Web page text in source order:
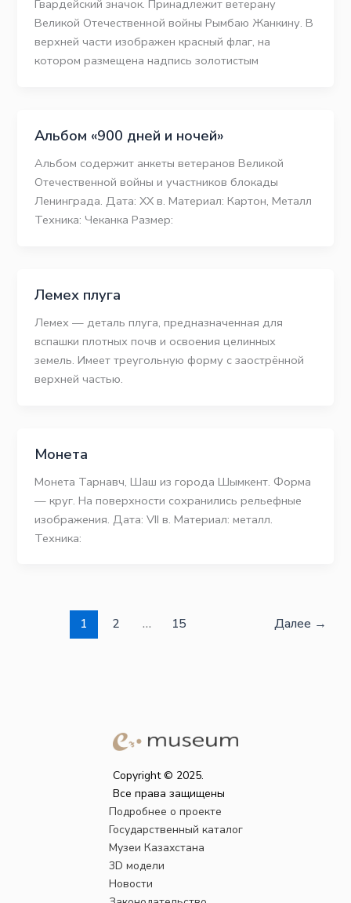
Гвардейский значок. Принадлежит ветерану
Великой Отечественной войны Рымбаю Жанкину. В
верхней части изображен красный флаг, на
котором размещена надпись золотистым
Альбом «900 дней и ночей»
Альбом содержит анкеты ветеранов Великой
Отечественной войны и участников блокады
Ленинграда. Дата: ХХ в. Материал: Картон, Металл
Техника: Чеканка Размер:
Лемех плуга
Лемех — деталь плуга, предназначенная для
вспашки плотных почв и освоения целинных
земель. Имеет треугольную форму с заострённой
верхней частью.
Монета
Монета Тарнавч, Шаш из города Шымкент. Форма
— круг. На поверхности сохранились рельефные
изображения. Дата: VII в. Материал: металл.
Техника:
1 2 … 15 Далее →
Copyright © 2025.
Все права защищены
Подробнее о проекте
Государственный каталог
Музеи Казахстана
3D модели
Новости